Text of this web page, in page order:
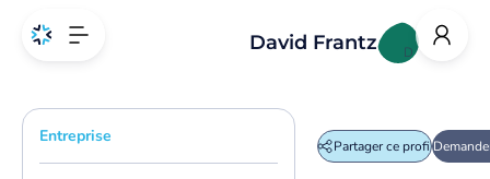
Entreprise
D
David Frantz
Partager ce profil